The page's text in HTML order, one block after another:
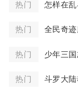
热门 怎样在
热门
热门
热门